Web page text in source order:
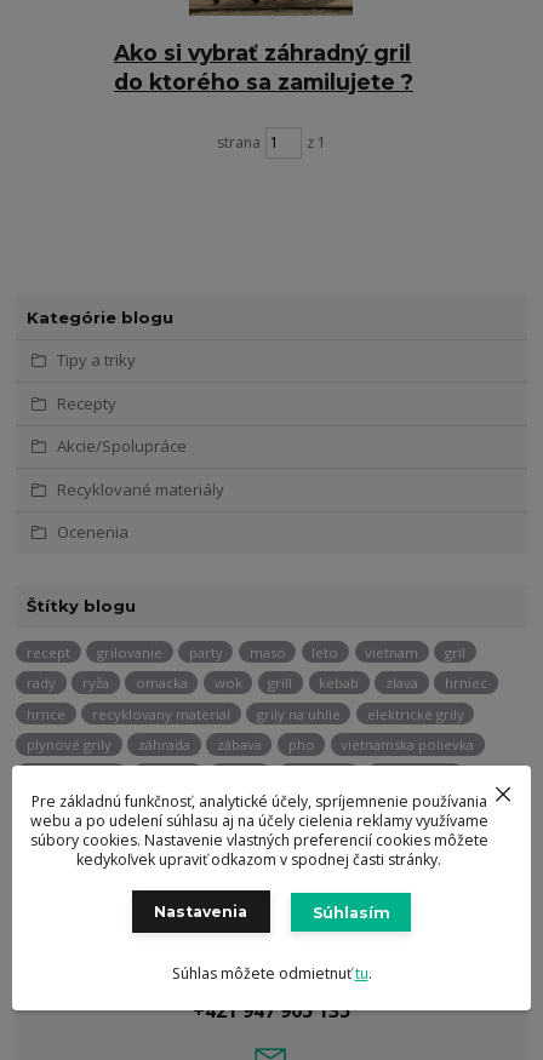
Kategórie blogu
Tipy a triky
Recepty
Akcie/Spolupráce
Recyklované materiály
Ocenenia
Štítky blogu
recept grilovanie party maso leto vietnam
gril
rady
ryža omacka wok grill kebab zlava
hrniec
hrnce
recyklovany material grily na uhlie
elektrické grily
plynové grily
záhrada zábava pho
vietnamska polievka
prevencia
zdrave srdce tipy triky sushi rolky
nož
bun bo nam bo
domov rezance teriyaki
kuchynske noze
kung pao
panvica cheesecake zahrada
grilovačka
Potrebujete poradiť?
+421 947 905 135
Ako si vybrať záhradný gril
do ktorého sa zamilujete ?
strana z 1
Pre základnú funkčnosť, analytické účely, spríjemnenie používania
webu a po udelení súhlasu aj na účely cielenia reklamy využívame
súbory cookies. Nastavenie vlastných preferencií cookies môžete
kedykoľvek upraviť odkazom v spodnej časti stránky.
Nastavenia Súhlasím
Súhlas môžete odmietnuťtu.